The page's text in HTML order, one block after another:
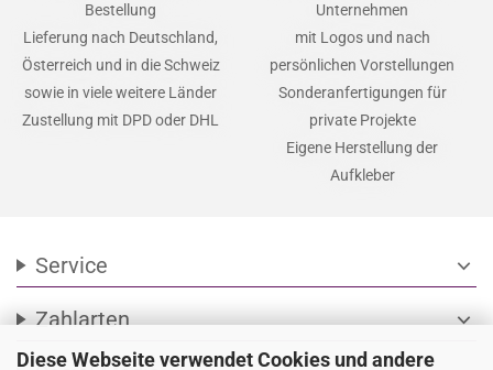
Diese Webseite verwendet Cookies und andere
Bestellung
Lieferung nach Deutschland,
Österreich und in die Schweiz
sowie in viele weitere Länder
Zustellung mit DPD oder DHL
Unternehmen
mit Logos und nach
persönlichen Vorstellungen
Sonderanfertigungen für
private Projekte
Eigene Herstellung der
Aufkleber
Service expand_more
Zahlarten expand_more